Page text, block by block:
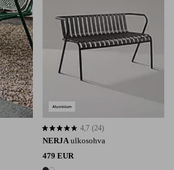
NERJA ulkosohva
479 EUR
4,7 perustuen 24 arvosanaan
4,7 (24)